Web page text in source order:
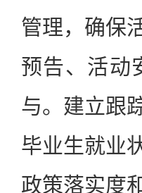
管理，确保
预告、活动
与。建立跟
毕业生就业
政策落实度